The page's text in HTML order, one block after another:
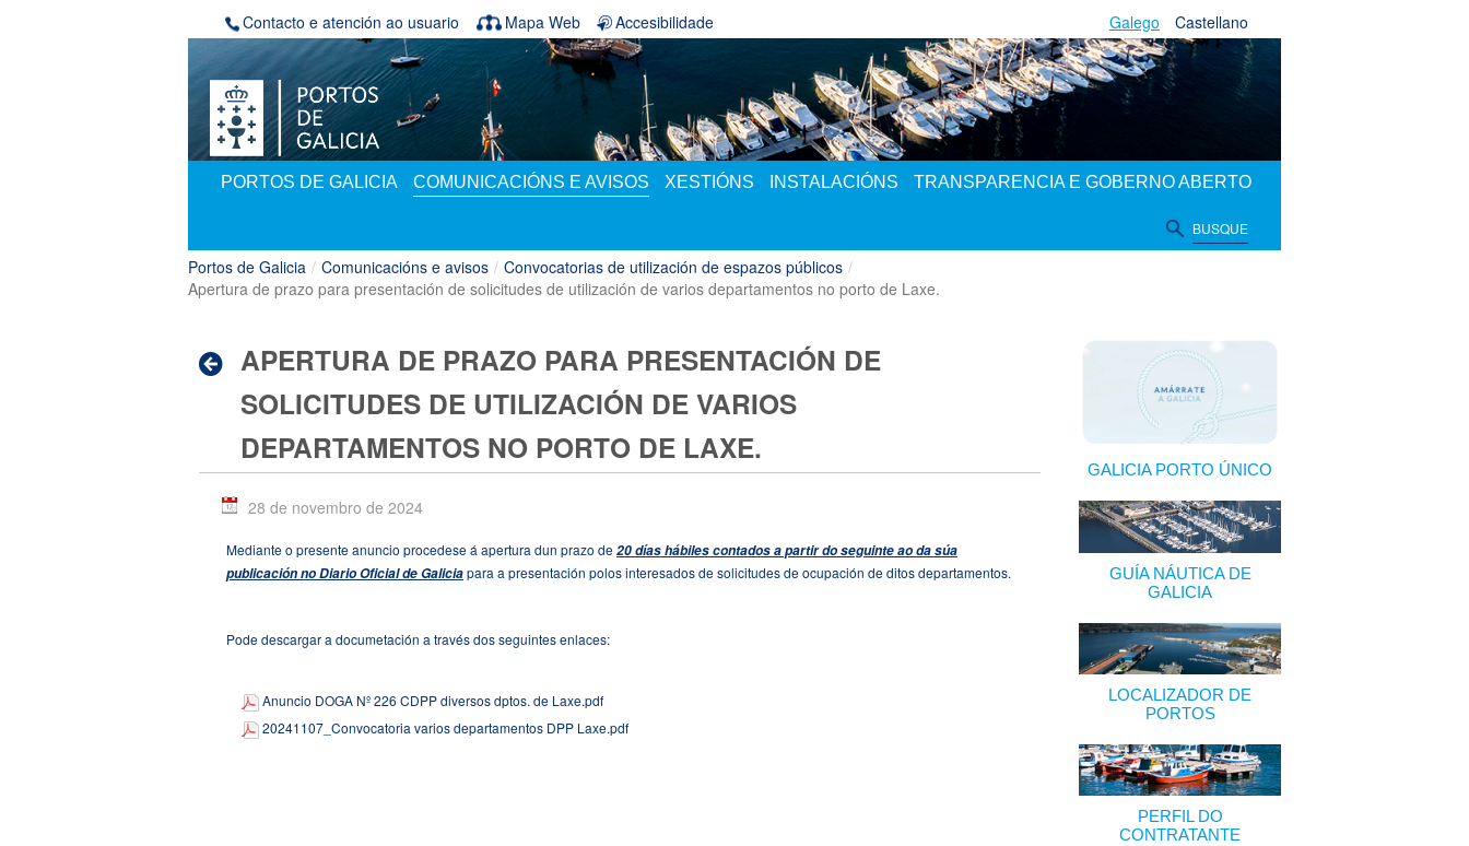
Contacto e atención ao usuario Mapa Web Accesibilidade Galego Castellano
PORTOS DE GALICIA COMUNICACIÓNS E AVISOS XESTIÓNS INSTALACIÓNS TRANSPARENCIA E GOBERNO ABERTO
BUSQUE
Portos de Galicia / Comunicacións e avisos / Convocatorias de utilización de espazos públicos /
Apertura de prazo para presentación de solicitudes de utilización de varios departamentos no porto de Laxe.
GALICIA PORTO ÚNICO
GUÍA NÁUTICA DE
GALICIA
LOCALIZADOR DE
PORTOS
PERFIL DO
CONTRATANTE
APERTURA DE PRAZO PARA PRESENTACIÓN DE
SOLICITUDES DE UTILIZACIÓN DE VARIOS
DEPARTAMENTOS NO PORTO DE LAXE.
28 de novembro de 2024
Mediante o presente anuncio procedese á apertura dun prazo de20 días hábiles contados a partir do seguinte ao da súa
publicación no Diario Oficial de Galiciapara a presentación polos interesados de solicitudes de ocupación de ditos departamentos.
Pode descargar a documetación a través dos seguintes enlaces:
Anuncio DOGA Nº 226 CDPP diversos dptos. de Laxe.pdf
20241107_Convocatoria varios departamentos DPP Laxe.pdf